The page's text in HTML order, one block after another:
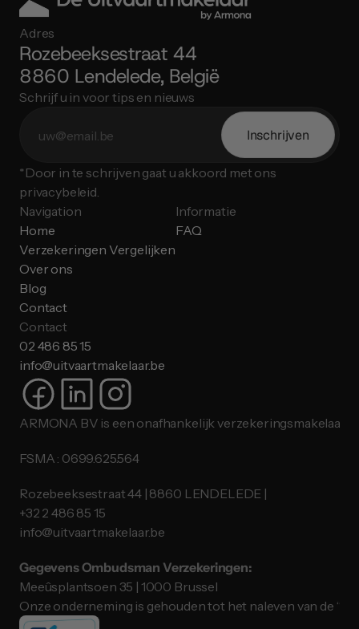
Adres
Rozebeeksestraat 44
8860 Lendelede, België
Schrijf u in voor tips en nieuws
Inschrijven
*Door in te schrijven gaat u akkoord met ons
privacybeleid.
Navigation
Home
Verzekeringen Vergelijken
Over ons
Blog
Contact
Informatie
FAQ
Contact
02 486 85 15
info@uitvaartmakelaar.be
ARMONA BV is een onafhankelijk verzekeringsmakelaar.
FSMA : 0699.625.564
Rozebeeksestraat 44 | 8860 LENDELEDE |
​​​​​​​+32 2 486 85 15
info@uitvaartmakelaar.be
Gegevens Ombudsman Verzekeringen:
Meeûsplantsoen 35 | 1000 Brussel
Onze onderneming is gehouden tot het naleven van de